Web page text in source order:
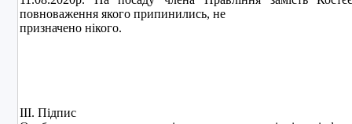
повноваження якого припинились, не
призначено нiкого.
ІІІ. Підпис